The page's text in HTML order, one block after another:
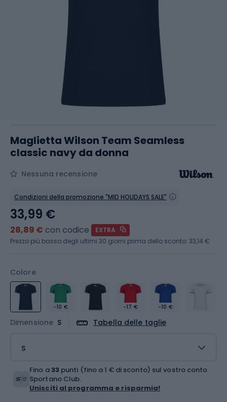
Maglietta Wilson Team Seamless
classic navy da donna
Nessuna recensione
Condizioni della promozione "MID HOLIDAYS SALE"
Colore
-10 € -17 € -10 €
Dimensione S Tabella delle taglie
S
33,99 €
28,89 € con codice
EXTRA
Prezzo più basso degli ultimi 30 giorni prima dello sconto: 33,14 €
Fino a33 punti (fino a 1 € di sconto) sul vostro conto
Sportano Club.
Unisciti al programma e risparmia!